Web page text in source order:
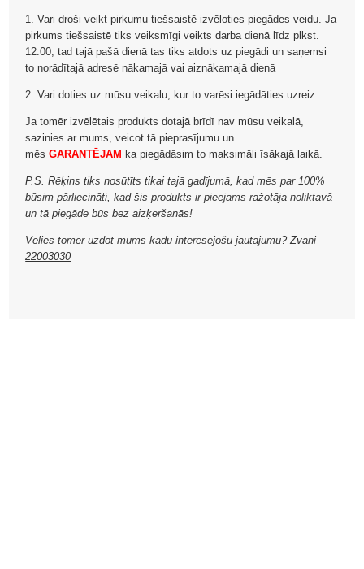
1. Vari droši veikt pirkumu tiešsaistē izvēloties piegādes veidu. Ja
pirkums tiešsaistē tiks veiksmīgi veikts darba dienā līdz plkst.
12.00, tad tajā pašā dienā tas tiks atdots uz piegādi un saņemsi
to norādītajā adresē nākamajā vai aiznākamajā dienā
2. Vari doties uz mūsu veikalu, kur to varēsi iegādāties uzreiz.
Ja tomēr izvēlētais produkts dotajā brīdī nav mūsu veikalā,
sazinies ar mums, veicot tā pieprasījumu un
mēsGARANTĒJAM ka piegādāsim to maksimāli īsākajā laikā.
P.S. Rēķins tiks nosūtīts tikai tajā gadījumā, kad mēs par 100%
būsim pārliecināti, kad šis produkts ir pieejams ražotāja noliktavā
un tā piegāde būs bez aizķeršanās!
Vēlies tomēr uzdot mums kādu interesējošu jautājumu? Zvani
22003030